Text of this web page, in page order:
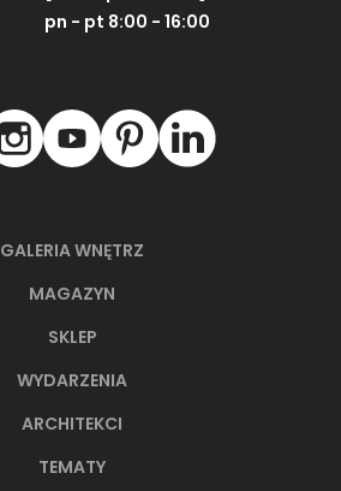
GALERIA WNĘTRZ
MAGAZYN
SKLEP
WYDARZENIA
ARCHITEKCI
TEMATY
pn - pt 8:00 - 16:00